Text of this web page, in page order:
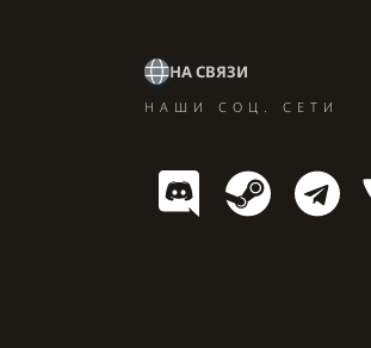
НА СВЯЗИ
НАШИ СОЦ. СЕТИ